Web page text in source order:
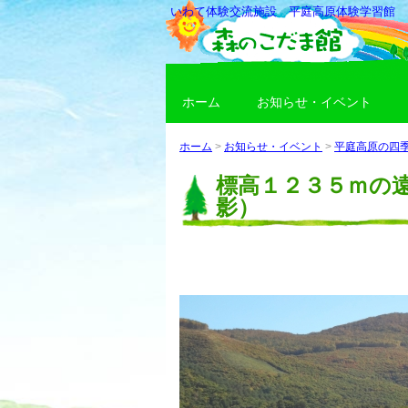
いわて体験交流施設 平庭高原体験学習館
ホーム お知らせ・イベント
ホーム > お知らせ・イベント > 平庭高原の四
標高１２３５ｍの
影）